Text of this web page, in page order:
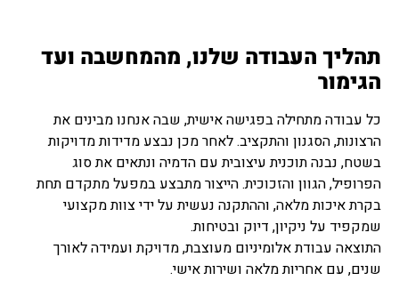
תהליך העבודה שלנו, מהמחשבה ועד
הגימור
כל עבודה מתחילה בפגישה אישית, שבה אנחנו מבינים את
הרצונות, הסגנון והתקציב. לאחר מכן נבצע מדידות מדויקות
בשטח, נבנה תוכנית עיצובית עם הדמיה ונתאים את סוג
הפרופיל, הגוון והזכוכית. הייצור מתבצע במפעל מתקדם תחת
בקרת איכות מלאה, וההתקנה נעשית על ידי צוות מקצועי
שמקפיד על ניקיון, דיוק ובטיחות.
התוצאה עבודת אלומיניום מעוצבת, מדויקת ועמידה לאורך
שנים, עם אחריות מלאה ושירות אישי.